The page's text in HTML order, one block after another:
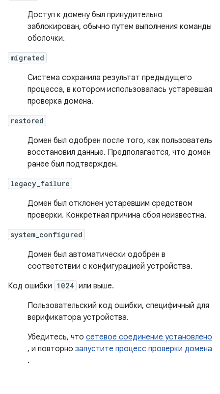
Доступ к домену был принудительно
заблокирован, обычно путем выполнения команды
оболочки.
migrated
Система сохранила результат предыдущего
процесса, в котором использовалась устаревшая
проверка домена.
restored
Домен был одобрен после того, как пользователь
восстановил данные. Предполагается, что домен
ранее был подтвержден.
legacy_failure
Домен был отклонен устаревшим средством
проверки. Конкретная причина сбоя неизвестна.
system_configured
Домен был автоматически одобрен в
соответствии с конфигурацией устройства.
Код ошибки 1024 или выше.
Пользовательский код ошибки, специфичный для
верификатора устройства.
Убедитесь, что сетевое соединение установлено
, и повторно запустите процесс проверки домена
.